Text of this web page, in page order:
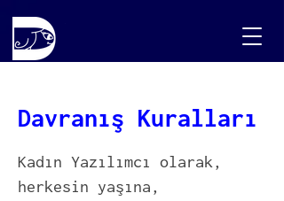
Davranış Kuralları
Kadın Yazılımcı olarak,
herkesin yaşına,